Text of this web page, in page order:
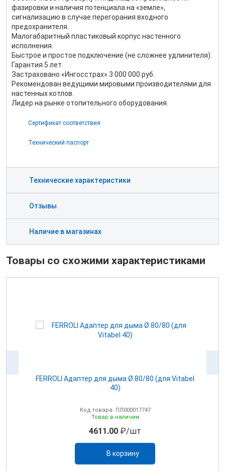
фазировки и наличия потенциала на «земле»,
сигнализацию в случае перегорания входного
предохранителя.
Малогабаритный пластиковый корпус настенного
исполнения.
Быстрое и простое подключение (не сложнее удлинителя).
Гарантия 5 лет.
Застраховано «Ингосстрах» 3 000 000 руб.
Рекомендован ведущими мировыми производителями для
настенных котлов.
Лидер на рынке отопительного оборудования.
Сертификат соответствия
Технический паспорт
Технические характеристики
Отзывы
Наличие в магазинах
Товары со схожими характеристиками
FERROLI Адаптер для дыма Ø 80/80 (для Vitabel
40)
Код товара: ПЛ000017747
Товар в наличии
4611.00 ₽/шт
В корзину